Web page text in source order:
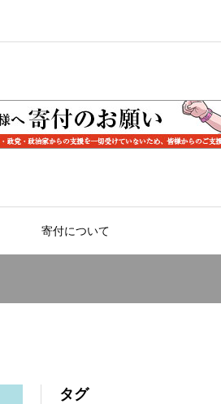
寄付について
タグ